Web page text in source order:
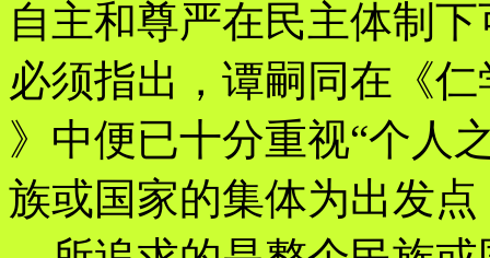
自主和尊严在民主体制
必须指出，谭嗣同在《仁
》中便已十分重视“个人
族或国家的集体为出发点